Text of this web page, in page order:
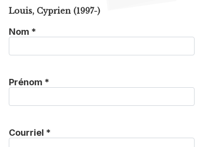
Louis, Cyprien (1997-)
Nom *
Prénom *
Courriel *